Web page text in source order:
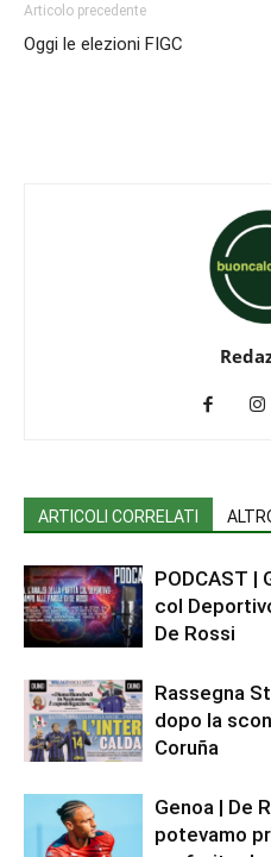
Articolo precedente
Oggi le elezioni FIGC
ARTICOLI CORRELATI
PODCAST |
col
De Rossi
Rassegna
dopo la
Coruña
Genoa | De
potevamo